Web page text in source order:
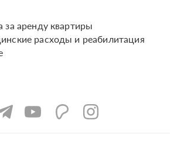
за аренду квартиры
расходы и реабилитация